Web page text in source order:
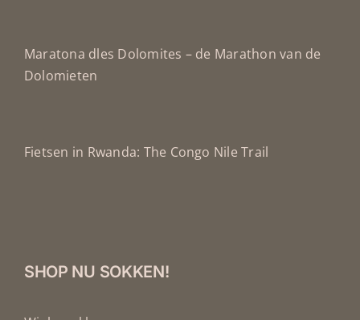
Maratona dles Dolomites – de Marathon van de
Dolomieten
Fietsen in Rwanda: The Congo Nile Trail
SHOP NU SOKKEN!